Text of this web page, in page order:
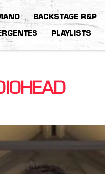
BACKSTAGE R&P
PLAYLISTS